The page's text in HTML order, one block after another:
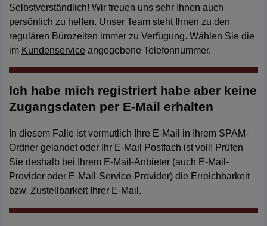
Selbstverständlich! Wir freuen uns sehr Ihnen auch
persönlich zu helfen. Unser Team steht Ihnen zu den
regulären Bürozeiten immer zu Verfügung. Wählen Sie die
im Kundenservice angegebene Telefonnummer.
Ich habe mich registriert habe aber keine
Zugangsdaten per E-Mail erhalten
In diesem Falle ist vermutlich Ihre E-Mail in Ihrem SPAM-
Ordner gelandet oder Ihr E-Mail Postfach ist voll! Prüfen
Sie deshalb bei Ihrem E-Mail-Anbieter (auch E-Mail-
Provider oder E-Mail-Service-Provider) die Erreichbarkeit
bzw. Zustellbarkeit Ihrer E-Mail.